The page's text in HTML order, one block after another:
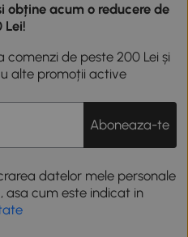
obține acum o reducere de
Lei!
de peste 200 Lei și
alte promoții active
Aboneaza-te
datelor mele personale
asa cum este indicat in